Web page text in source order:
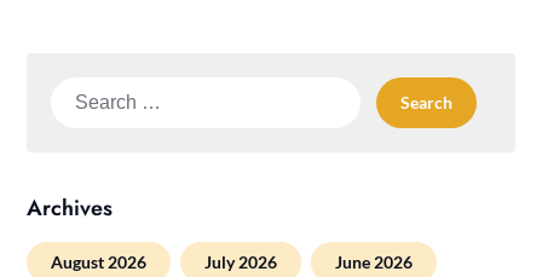
Search
Archives
August 2026 July 2026 June 2026